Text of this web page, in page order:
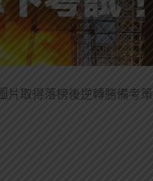
片取得落榜後逆轉勝備考策